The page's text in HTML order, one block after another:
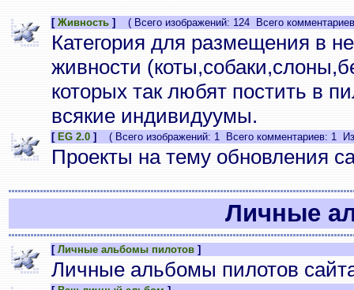
[ Живность ] ( Всего изображений: 124 Всего
Категория для размещения в
живности
которых так любят постить в
всякие индивидуумы.
[ EG 2.0 ] ( Всего изображений: 1 Всего комментариев: 1
Проекты на тему обновления
Личные
[ Личные альбомы пилотов ]
Личные альбомы пилотов